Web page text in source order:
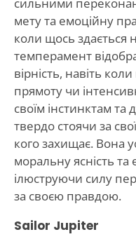
мету та емоційну
коли щось здається
темперамент
вірність, навіть
прямоту чи
своїм інстинктам та
твердо стоячи за
кого захищає. Вона
моральну ясність та
ілюструючи силу
за своєю правдою.
Sailor Jupiter